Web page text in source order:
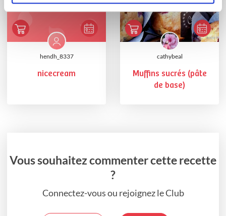
hendh_8337
nicecream
cathybeal
Muffins sucrés (pâte
de base)
Vous souhaitez commenter cette recette
?
Connectez-vous ou rejoignez le Club